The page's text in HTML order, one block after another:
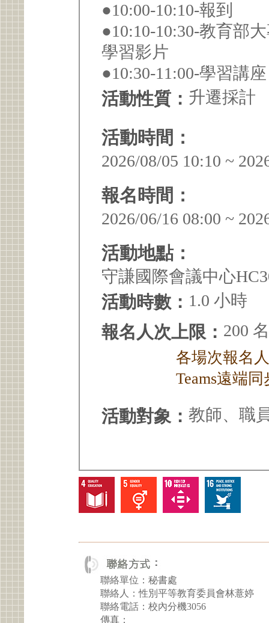
●10:00-10:10-報到
●10:10-10:30-教育部
學習影片
●10:30-11:00-學習講
活動性質： 升遷採計
活動時間：
2026/08/05 10:10 ~
報名時間：
2026/06/16 08:00 ~
活動地點：
守謙國際會議中心
活動時數： 1.0 小時
報名人次上限： 200 名
各場次報名
Teams遠端
活動對象： 教師、職
聯絡單位：秘書處
聯絡人：性別平等教育委員會林薏婷
聯絡電話：校內分機3056
傳真：